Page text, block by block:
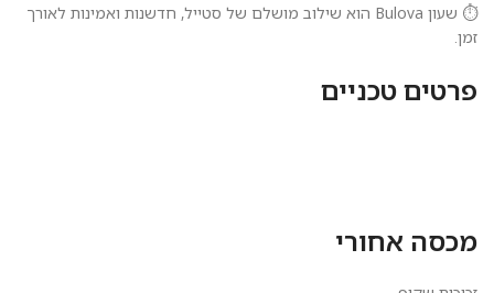
⏱️ שעון Bulova הוא שילוב מושלם של סטייל, חדשנות ואמינות לאורך
זמן.
פרטים טכניים
מכסה אחורי